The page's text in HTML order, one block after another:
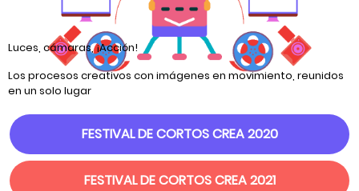
Luces, cámaras, ¡Acción!
Los procesos creativos con imágenes en movimiento, reunidos
en un solo lugar
FESTIVAL DE CORTOS CREA 2020
FESTIVAL DE CORTOS CREA 2021